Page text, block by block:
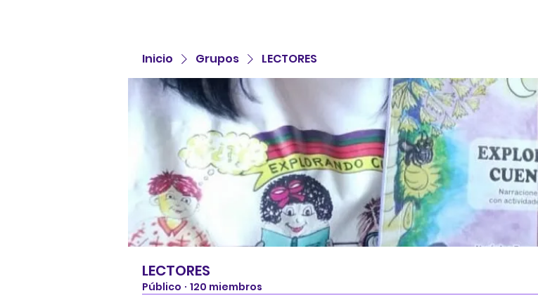
Inicio Grupos LECTORES
LECTORES
Público · 120 miembros